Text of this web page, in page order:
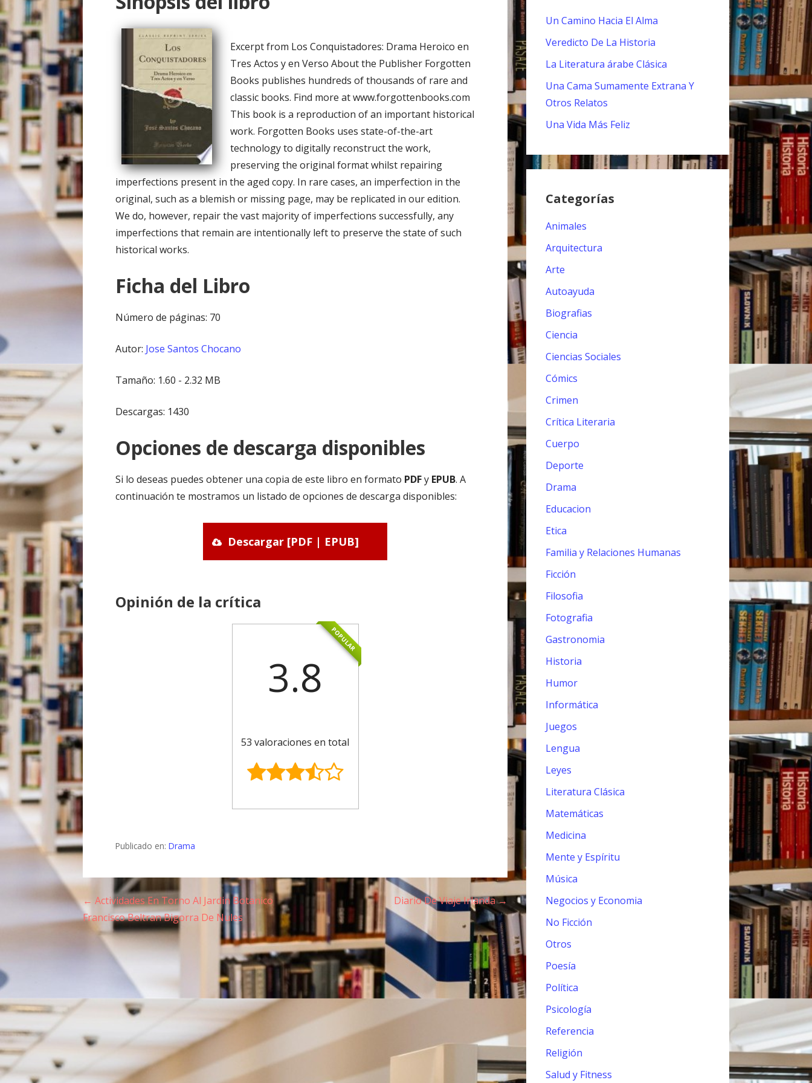
o
Excerpt from Los Conquistadores: Drama Heroico en
Tres Actos y en Verso About the Publisher Forgotten
Books publishes hundreds of thousands of rare and
classic books. Find more at www.forgottenbooks.com
This book is a reproduction of an important historical
work. Forgotten Books uses state-of-the-art
technology to digitally reconstruct the work,
preserving the original format whilst repairing
imperfections present in the aged copy. In rare cases, an imperfection in the
original, such as a blemish or missing page, may be replicated in our edition.
We do, however, repair the vast majority of imperfections successfully, any
imperfections that remain are intentionally left to preserve the state of such
historical works.
Ficha del Libro
Número de páginas: 70
Autor: Jose Santos Chocano
Tamaño: 1.60 - 2.32 MB
Descargas: 1430
Opciones de descarga disponibles
Si lo deseas puedes obtener una copia de este libro en formato PDFy EPUB. A
continuación te mostramos un listado de opciones de descarga disponibles:
Descargar [PDF | EPUB]
Opinión de la crítica
POPULAR
3.8
53 valoraciones en total
Publicado en:Drama
N
a
v
a
c
← Actividades En Torno Al Jardin Botanico
Francisco Beltran Bigorra De Nules
Diario De Viaje Irlanda →
Un Camino Hacia El Alma
Veredicto De La Historia
La Literatura árabe Clásica
Una Cama Sumamente Extrana Y
Otros Relatos
Una Vida Más Feliz
Categorías
Animales
Arquitectura
Arte
Autoayuda
Biografias
Ciencia
Ciencias Sociales
Cómics
Crimen
Crítica Literaria
Cuerpo
Deporte
Drama
Educacion
Etica
Familia y Relaciones Humanas
Ficción
Filosofia
Fotografia
Gastronomia
Historia
Humor
Informática
Juegos
Lengua
Leyes
Literatura Clásica
Matemáticas
Medicina
Mente y Espíritu
Música
Negocios y Economia
No Ficción
Otros
Poesía
Política
Psicología
Referencia
Religión
Salud y Fitness